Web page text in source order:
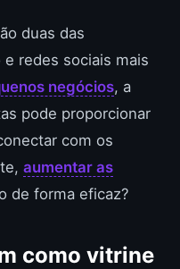
duas das
redes sociais mais
negócios, a
pode proporcionar
com os
aumentar as
de forma eficaz?
como vitrine